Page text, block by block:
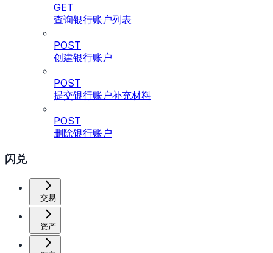
GET
查询银行账户列表
POST
创建银行账户
POST
提交银行账户补充材料
POST
删除银行账户
闪兑
交易
资产